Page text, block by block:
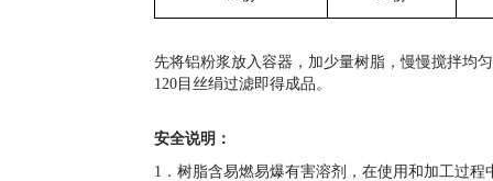
先将铝粉浆放入容器，加少量树脂，慢慢搅拌均
120 目丝绢过滤即得成品。
安全说明：
1．树脂含易燃易爆有害溶剂，在使用和加工过